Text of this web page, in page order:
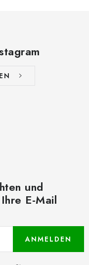
und
E-Mail
ANMELDEN